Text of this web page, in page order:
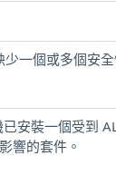
一個或多個安全
安裝一個受到
響的套件。